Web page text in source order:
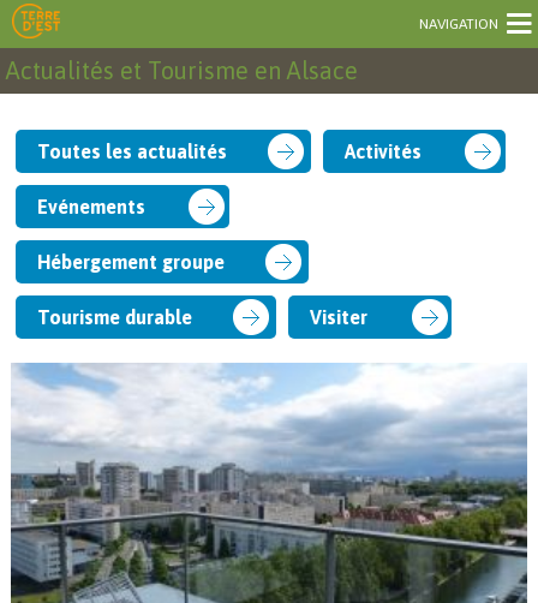
NAVIGATION
Actualités et Tourisme en Alsace
Toutes les actualités Activités
Evénements
Hébergement groupe
Tourisme durable Visiter